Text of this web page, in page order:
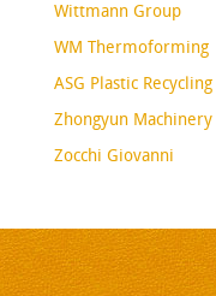
Wittmann Group
WM Thermoforming
ASG Plastic Recycling
Zhongyun Machinery
Zocchi Giovanni